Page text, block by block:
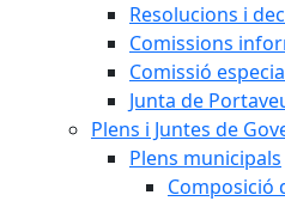
Resolucions i
Comissions
Comissió
Junta de
Plens i Juntes de
Plens municipals
Composició